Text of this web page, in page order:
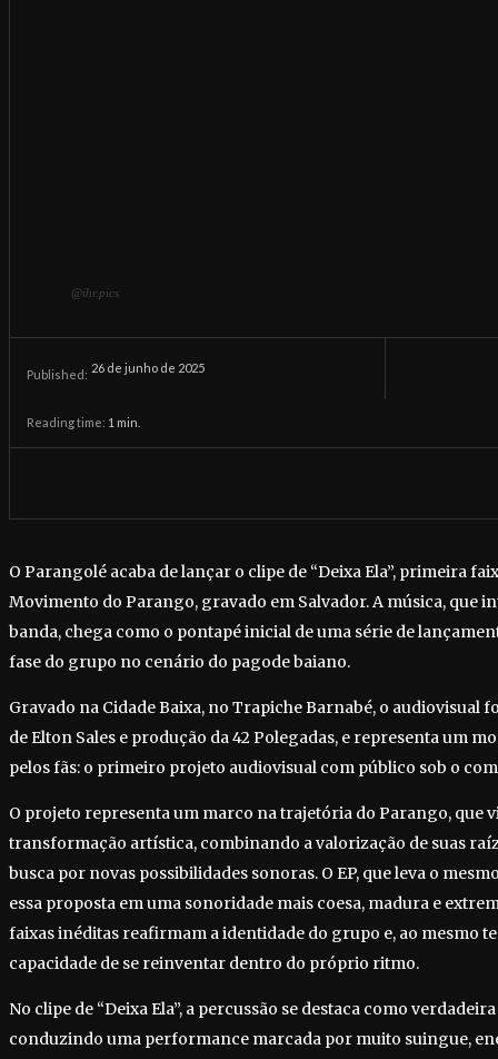
@ihr.pics
Published: 26 de junho de 2025
Reading time: 1 min.
O Parangolé acaba de lançar o clipe de “Deixa Ela”, primeira
Movimento do Parango, gravado em Salvador. A música, que
banda, chega como o pontapé inicial de uma série de
fase do grupo no cenário do pagode baiano.
Gravado na Cidade Baixa, no Trapiche Barnabé, o audiovisual
de Elton Sales e produção da 42 Polegadas, e representa um
pelos fãs: o primeiro projeto audiovisual com público sob o
O projeto representa um marco na trajetória do Parango, que
transformação artística, combinando a valorização de suas
busca por novas possibilidades sonoras. O EP, que leva o
essa proposta em uma sonoridade mais coesa, madura e
faixas inéditas reafirmam a identidade do grupo e, ao mesmo
capacidade de se reinventar dentro do próprio ritmo.
No clipe de “Deixa Ela”, a percussão se destaca como
conduzindo uma performance marcada por muito suingue,